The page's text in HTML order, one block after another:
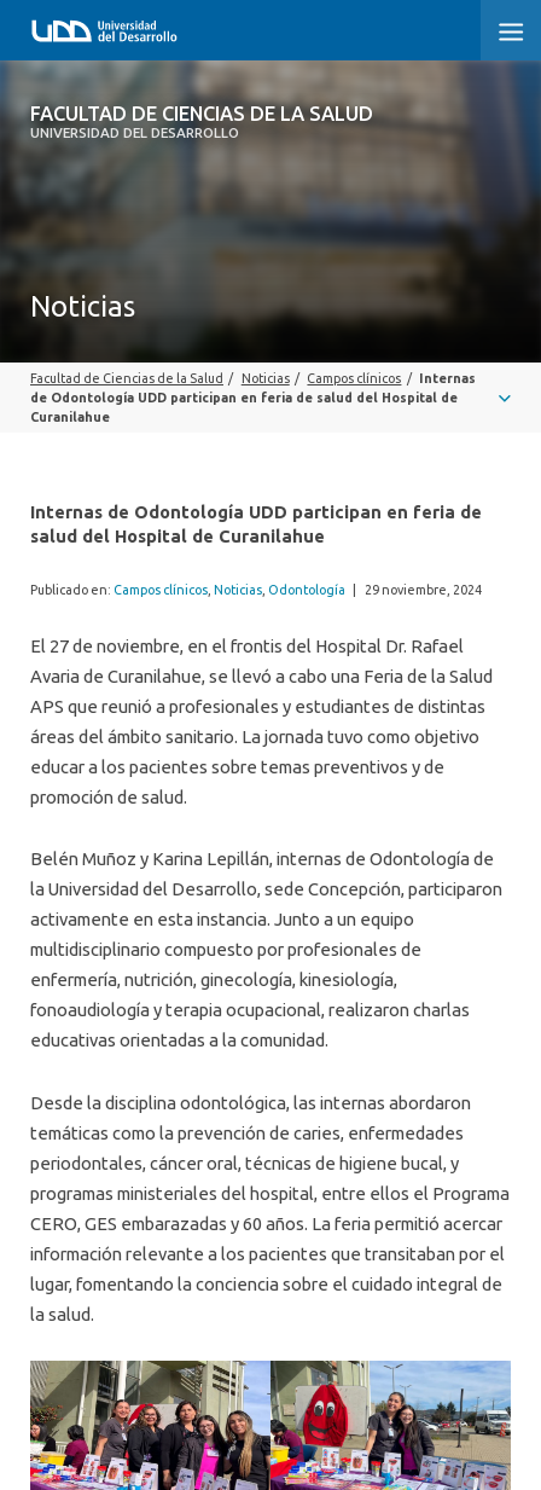
FACULTAD DE CIENCIAS DE LA SALUD
UNIVERSIDAD DEL DESARROLLO
FACULTAD DE CIENCIAS DE LA SALUD
CLÍNICA ERNESTO SILVA B.
Noticias
Facultad de Ciencias de la Salud / Noticias / Campos clínicos /
Internas
de Odontología UDD participan en feria de salud del Hospital de
Curanilahue
Internas de Odontología UDD participan en feria de
salud del Hospital de Curanilahue
Publicado en: Campos clínicos Noticias Odontología 29 noviembre, 2024
El 27 de noviembre, en el frontis del Hospital Dr. Rafael
Avaria de Curanilahue, se llevó a cabo una Feria de la Salud
APS que reunió a profesionales y estudiantes de distintas
áreas del ámbito sanitario. La jornada tuvo como objetivo
educar a los pacientes sobre temas preventivos y de
promoción de salud.
Belén Muñoz y Karina Lepillán, internas de Odontología de
la Universidad del Desarrollo, sede Concepción, participaron
activamente en esta instancia. Junto a un equipo
multidisciplinario compuesto por profesionales de
enfermería, nutrición, ginecología, kinesiología,
fonoaudiología y terapia ocupacional, realizaron charlas
educativas orientadas a la comunidad.
Desde la disciplina odontológica, las internas abordaron
temáticas como la prevención de caries, enfermedades
periodontales, cáncer oral, técnicas de higiene bucal, y
programas ministeriales del hospital, entre ellos el Programa
CERO, GES embarazadas y 60 años. La feria permitió acercar
información relevante a los pacientes que transitaban por el
lugar, fomentando la conciencia sobre el cuidado integral de
la salud.